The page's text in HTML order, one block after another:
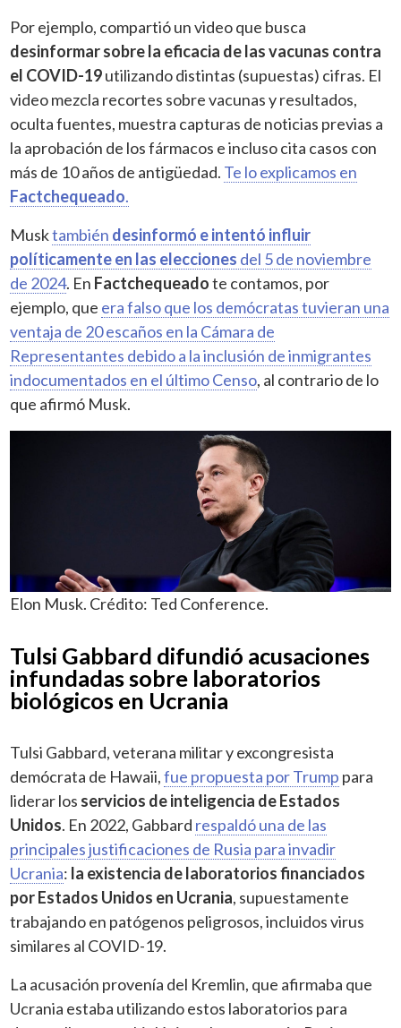
Por ejemplo, compartió un video que busca
desinformar sobre la eficacia de las vacunas contra
el COVID-19utilizando distintas (supuestas) cifras. El
video mezcla recortes sobre vacunas y resultados,
oculta fuentes, muestra capturas de noticias previas a
la aprobación de los fármacos e incluso cita casos con
más de 10 años de antigüedad. Te lo explicamos en
Factchequeado.
Musktambién desinformó e intentó influir
políticamente en las elecciones del 5 de noviembre
de 2024. En Factchequeadote contamos, por
ejemplo, que era falso que los demócratas tuvieran una
ventaja de 20 escaños en la Cámara de
Representantes debido a la inclusión de inmigrantes
indocumentados en el último Censo, al contrario de lo
que afirmó Musk.
Elon Musk. Crédito: Ted Conference.
Tulsi Gabbard difundió acusaciones
infundadas sobre laboratorios
biológicos en Ucrania
Tulsi Gabbard, veterana militar y excongresista
demócrata de Hawaii,fue propuesta por Trump para
liderar los servicios de inteligencia de Estados
Unidos. En 2022, Gabbard respaldó una de las
principales justificaciones de Rusia para invadir
Ucrania: la existencia de laboratorios financiados
por Estados Unidos en Ucrania, supuestamente
trabajando en patógenos peligrosos, incluidos virus
similares al COVID-19.
La acusación provenía del Kremlin, que afirmaba que
Ucrania estaba utilizando estos laboratorios para